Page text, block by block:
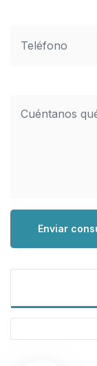
Enviar